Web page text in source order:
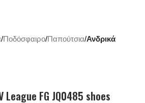
Ποδόσφαιρο Παπούτσια Ανδρικά
League FG JQ0485 shoes